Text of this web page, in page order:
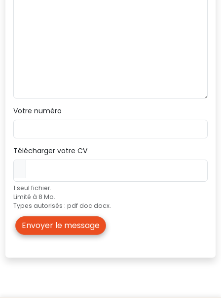
Votre numéro
Télécharger votre CV
1 seul fichier.
Limité à 8 Mo.
Types autorisés : pdf doc docx.